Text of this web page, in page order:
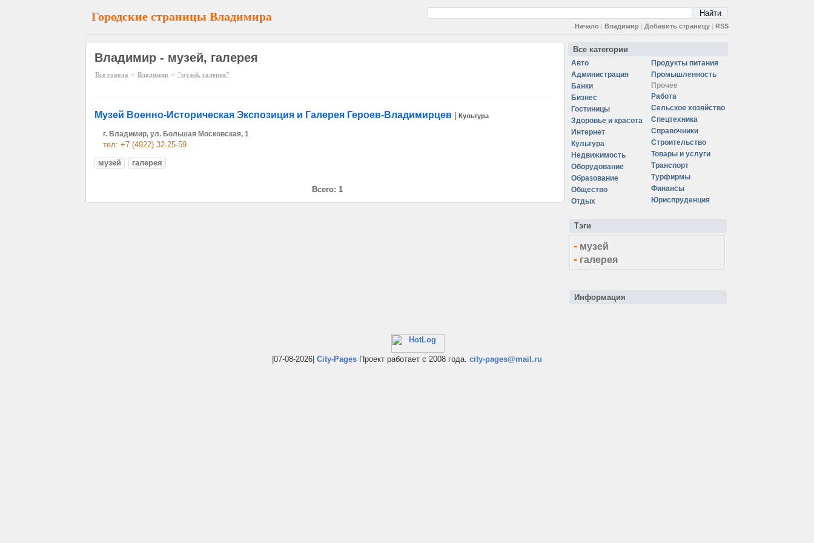
Городские страницы Владимира
Начало | Владимир | Добавить страницу | RSS
Владимир - музей, галерея
Все города » Владимир » "музей, галерея"
Музей Военно-Историческая Экспозиция и Галерея Героев-Владимирцев Культура
г. Владимир, ул. Большая Московская, 1
тел: +7 (4922) 32-25-59
музей
галерея
Всего: 1
Все категории
Авто
Администрация
Банки
Бизнес
Гостиницы
Здоровье и красота
Интернет
Культура
Недвижимость
Оборудование
Образование
Общество
Отдых
Продукты питания
Промышленность
Прочее
Работа
Сельское хозяйство
Спецтехника
Справочники
Строительство
Товары и услуги
Транспорт
Турфирмы
Финансы
Юриспруденция
Тэги
- музей
- галерея
Информация
|07-08-2026| City-Pages Проект работает с 2008 года. city-pages@mail.ru